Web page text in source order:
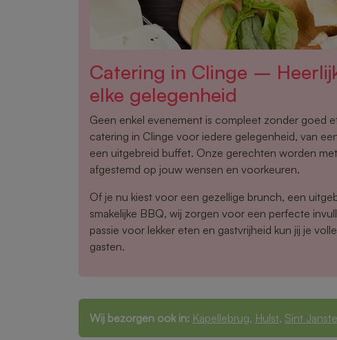
Catering in Clinge –
elke gelegenheid
Geen enkel evenement is compleet zonder goed
catering in Clinge voor iedere gelegenheid, van
een uitgebreid buffet. Onze gerechten worden
afgestemd op jouw wensen en voorkeuren.
Of je nu kiest voor een gezellige brunch, een
smakelijke BBQ, wij zorgen voor een perfecte
passie voor lekker eten en gastvrijheid kun jij je
gasten.
Wij bezorgen ook in: Kapellebrug, Hulst, Sint